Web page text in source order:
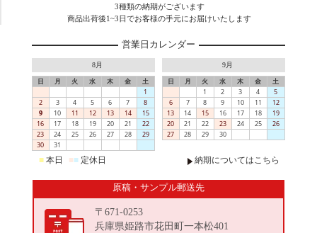
3種類の納期がございます
商品出荷後1~3日でお客様の手元にお届けいたします
営業日カレンダー
8月
日 月 火 水 木 金
土
1
2
3 4 5 6 7
8
9
10 11 12 13 14
15
16
17 18 19 20 21
22
23
24 25 26 27 28
29
30
31
9月
日 月 火 水 木 金
土
1
2 3 4
5
6
7 8 9 10 11
12
13
14 15 16 17 18
19
20
21 22 23 24 25
26
27
28 29 30
■ 本日 ■■ 定休日 納期についてはこちら
原稿・サンプル郵送先
〒671-0253
兵庫県姫路市花田町一本松401